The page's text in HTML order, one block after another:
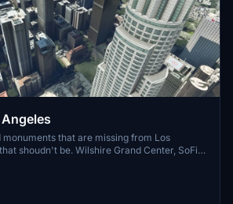
monuments that are missing from Los
Grand Center, SoFi
825 S Hill, 888 S Hope, 1000 Grand, Apex the
Metropolis Towers, Level Los